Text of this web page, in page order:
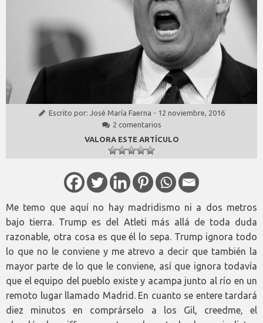
Escrito por: José María Faerna - 12 noviembre, 2016
2 comentarios
VALORA ESTE ARTÍCULO
Me temo que aquí no hay madridismo ni a dos metros
bajo tierra. Trump es del Atleti más allá de toda duda
razonable, otra cosa es que él lo sepa. Trump ignora todo
lo que no le conviene y me atrevo a decir que también la
mayor parte de lo que le conviene, así que ignora todavía
que el equipo del pueblo existe y acampa junto al río en un
remoto lugar llamado Madrid. En cuanto se entere tardará
diez minutos en comprárselo a los Gil, creedme, el